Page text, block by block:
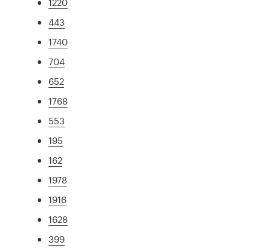
443
1740
704
652
1768
553
195
162
1978
1916
1628
399